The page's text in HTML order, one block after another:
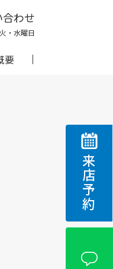
わせ
・水曜日
要
来店予約